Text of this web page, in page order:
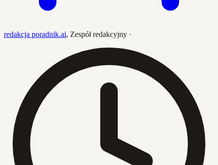
redakcja poradnik.ai, Zespół redakcyjny ·